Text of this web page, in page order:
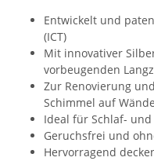
Entwickelt und
(ICT)
Mit innovativer
vorbeugenden
Zur Renovierung
Schimmel auf
Ideal für Schlaf-
Geruchsfrei und
Hervorragend